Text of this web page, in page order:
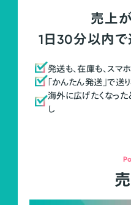
売上
1日30分以内
発送も、在庫も、スマ
「かんたん発送」で送
海外に広げたくなっ
し